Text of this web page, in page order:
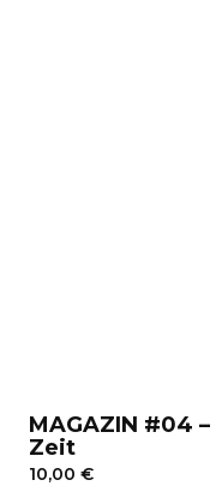
MAGAZIN #04 –
Zeit
10,00 €